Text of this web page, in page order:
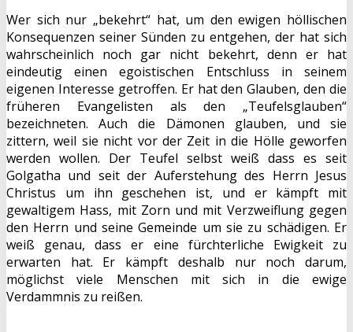
Wer sich nur „bekehrt“ hat, um den ewigen höllischen
Konsequenzen seiner Sünden zu entgehen, der hat sich
wahrscheinlich noch gar nicht bekehrt, denn er hat
eindeutig einen egoistischen Entschluss in seinem
eigenen Interesse getroffen. Er hat den Glauben, den die
früheren Evangelisten als den „Teufelsglauben“
bezeichneten. Auch die Dämonen glauben, und sie
zittern, weil sie nicht vor der Zeit in die Hölle geworfen
werden wollen. Der Teufel selbst weiß dass es seit
Golgatha und seit der Auferstehung des Herrn Jesus
Christus um ihn geschehen ist, und er kämpft mit
gewaltigem Hass, mit Zorn und mit Verzweiflung gegen
den Herrn und seine Gemeinde um sie zu schädigen. Er
weiß genau, dass er eine fürchterliche Ewigkeit zu
erwarten hat. Er kämpft deshalb nur noch darum,
möglichst viele Menschen mit sich in die ewige
Verdammnis zu reißen.